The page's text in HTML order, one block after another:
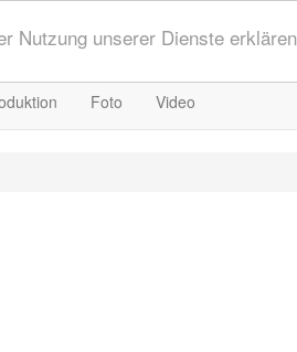
Nutzung unserer Dienste
Foto Video